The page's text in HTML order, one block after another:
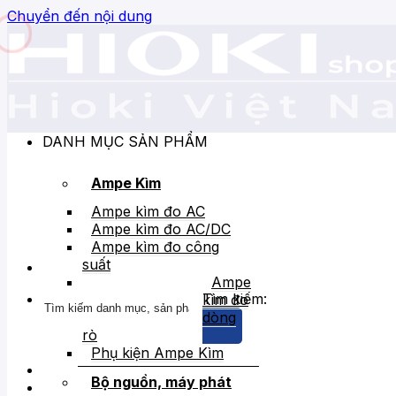
Chuyển đến nội dung
Tìm kiếm:
DANH MỤC SẢN PHẨM
Ampe Kìm
Ampe kìm đo AC
Ampe kìm đo AC/DC
Ampe kìm đo công
suất
Ampe
kìm đo
dòng
rò
Phụ kiện Ampe Kìm
Bộ nguồn, máy phát